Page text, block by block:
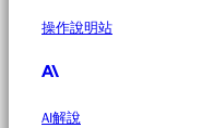
操作說明站
AI解說